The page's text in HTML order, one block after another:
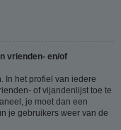
vrienden- en/of
In het profiel van iedere
of vijandenlijst toe te
je moet dan een
je gebruikers weer van de